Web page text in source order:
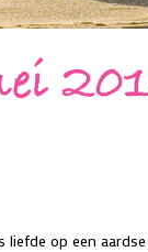
op een